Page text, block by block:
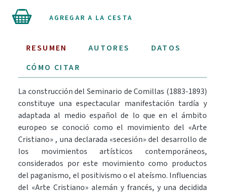
AGREGAR A LA CESTA
RESUMEN AUTORES
DATOS
CÓMO CITAR
La construcción del Seminario de Comillas (1883-1893)
constituye una espectacular manifestación tardía y
adaptada al medio español de lo que en el ámbito
europeo se conoció como el movimiento del «Arte
Cristiano» , una declarada «secesión» del desarrollo de
los movimientos artísticos contemporáneos,
considerados por este movimiento como productos
del paganismo, el positivismo o el ateísmo. Influencias
del «Arte Cristiano» alemán y francés, y una decidida